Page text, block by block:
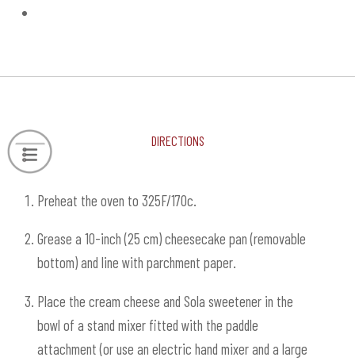
Directions
Preheat the oven to 325F/170c.
Grease a 10-inch (25 cm) cheesecake pan (removable
bottom) and line with parchment paper.
Place the cream cheese and Sola sweetener in the
bowl of a stand mixer fitted with the paddle
attachment (or use an electric hand mixer and a large